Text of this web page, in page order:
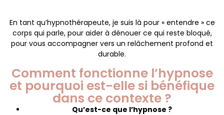
En tant qu’hypnothérapeute, je suis là pour « entendre » ce
corps qui parle, pour aider à dénouer ce qui reste bloqué,
pour vous accompagner vers un relâchement profond et
durable.
Comment fonctionne l’hypnose
et pourquoi est-elle si bénéfique
dans ce contexte ?
Qu’est-ce que l’hypnose ?